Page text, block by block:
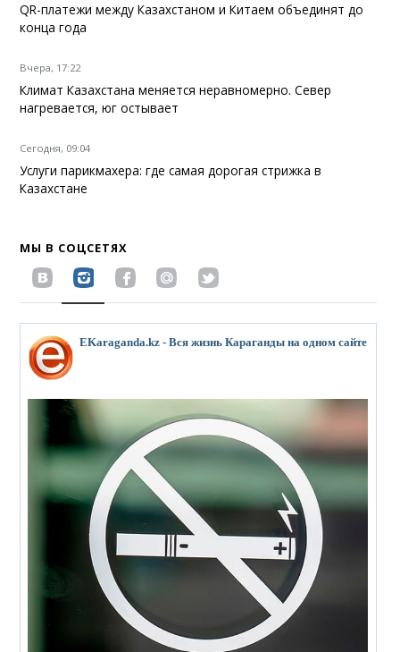
QR-платежи между Казахстаном и Китаем объединят до
конца года
Вчера, 17:22
Климат Казахстана меняется неравномерно. Север
нагревается, юг остывает
Сегодня, 09:04
Услуги парикмахера: где самая дорогая стрижка в
Казахстане
МЫ В СОЦСЕТЯХ
EKaraganda.kz - Вся жизнь Караганды на одном сайте